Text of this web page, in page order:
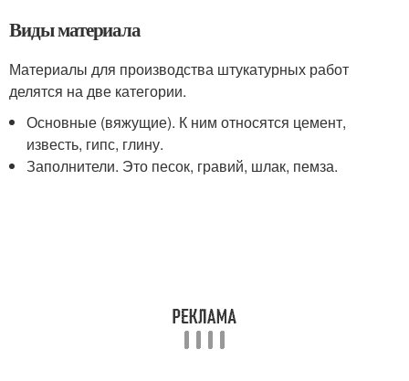
Виды материала
Материалы для производства штукатурных работ
делятся на две категории.
Основные (вяжущие). К ним относятся цемент,
известь, гипс, глину.
Заполнители. Это песок, гравий, шлак, пемза.